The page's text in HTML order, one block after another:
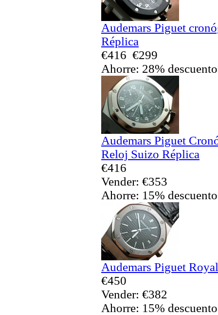
Audemars Piguet
Réplica
€416 €299
Ahorre: 28% descuento
Audemars Piguet
Reloj Suizo Réplica
€416
Vender: €353
Ahorre: 15% descuento
Audemars Piguet
€450
Vender: €382
Ahorre: 15% descuento